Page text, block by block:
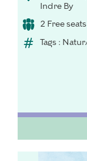
Indre By
2 Free seats
Tags :